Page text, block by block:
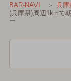
BAR-NAVI 兵庫
(兵庫県)周辺1kmで
ー